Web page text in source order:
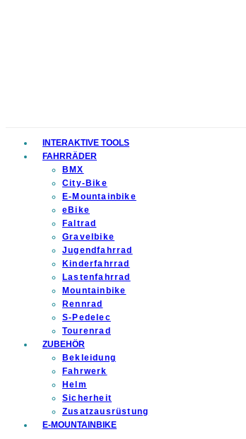
INTERAKTIVE TOOLS
FAHRRÄDER
BMX
City-Bike
E-Mountainbike
eBike
Faltrad
Gravelbike
Jugendfahrrad
Kinderfahrrad
Lastenfahrrad
Mountainbike
Rennrad
S-Pedelec
Tourenrad
ZUBEHÖR
Bekleidung
Fahrwerk
Helm
Sicherheit
Zusatzausrüstung
E-MOUNTAINBIKE